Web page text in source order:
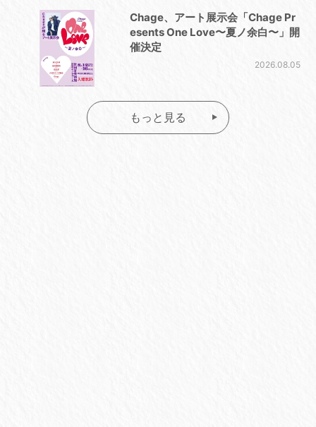
Chage、アート展示会「Chage Pr
esents One Love〜夏ノ余白〜」開
催決定
2026.08.05
もっと見る